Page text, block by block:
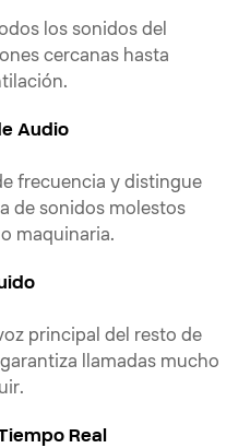
los sonidos del
cercanas hasta
Audio
frecuencia y distingue
de sonidos molestos
maquinaria.
principal del resto de
llamadas mucho
Real